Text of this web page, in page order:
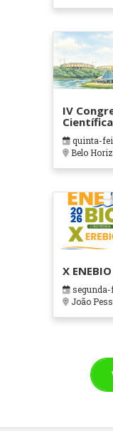
IV
em
Cuidados
quinta-
Belo
X
segunda-
João